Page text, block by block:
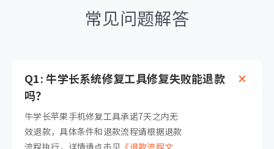
常见问题解答
Q1: 牛学长系统修复工具修复失败能退款
吗？
牛学长苹果手机修复工具承诺7天之内无
效退款，具体条件和退款流程请根据退款